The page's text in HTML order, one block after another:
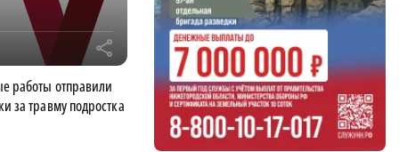
r
работы отправили
за травму подростка
Жители Навашина предложили меры по
улучшению демографии в округе
16:56